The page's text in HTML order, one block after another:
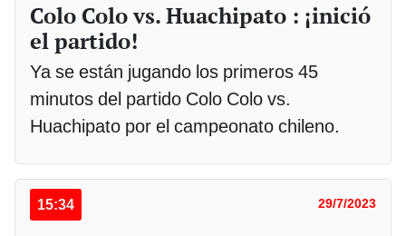
Colo Colo vs. Huachipato : ¡inició
el partido!
Ya se están jugando los primeros 45
minutos del partido Colo Colo vs.
Huachipato por el campeonato chileno.
15:34 29/7/2023